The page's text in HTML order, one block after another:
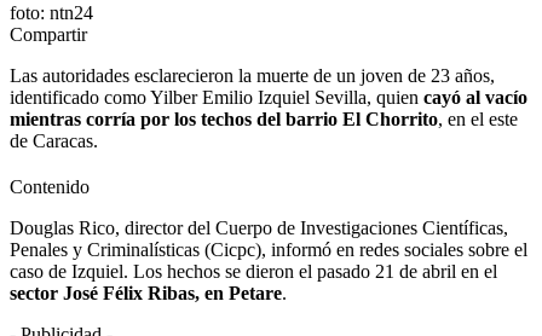
foto: ntn24
Compartir
Las autoridades esclarecieron la muerte de un joven de 23 años,
identificado como Yilber Emilio Izquiel Sevilla, quien cayó al vacío
mientras corría por los techos del barrio El Chorrito, en el este
de Caracas.
Contenido
Douglas Rico, director del Cuerpo de Investigaciones Científicas,
Penales y Criminalísticas (Cicpc), informó en redes sociales sobre el
caso de Izquiel. Los hechos se dieron el pasado 21 de abril en el
sector José Félix Ribas, en Petare.